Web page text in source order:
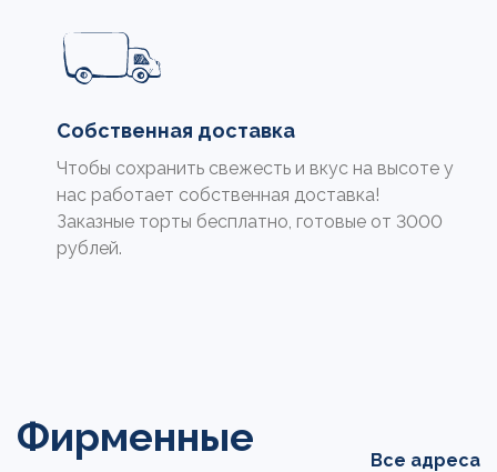
Собственная доставка
Чтобы сохранить свежесть и вкус на высоте у
нас работает собственная доставка!
Заказные торты бесплатно, готовые от 3000
рублей.
Фирменные
Все адреса